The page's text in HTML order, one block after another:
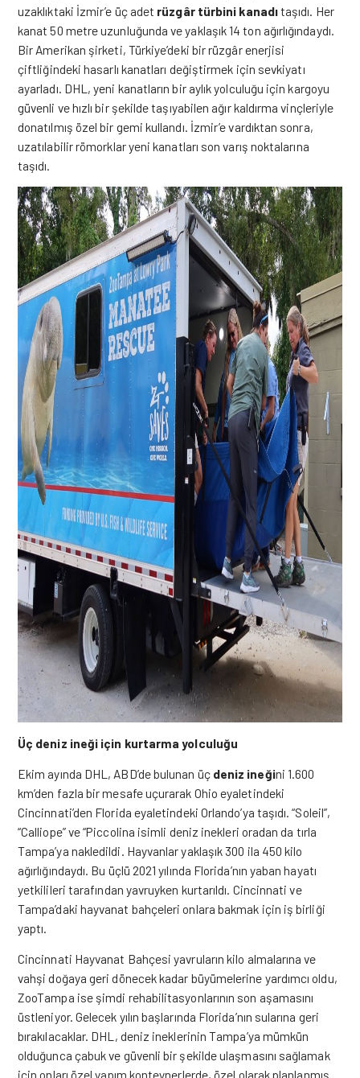
uzaklıktaki İzmir’e üç adet rüzgâr türbini kanadıtaşıdı. Her
kanat 50 metre uzunluğunda ve yaklaşık 14 ton ağırlığındaydı.
Bir Amerikan şirketi, Türkiye’deki bir rüzgâr enerjisi
çiftliğindeki hasarlı kanatları değiştirmek için sevkiyatı
ayarladı. DHL, yeni kanatların bir aylık yolculuğu için kargoyu
güvenli ve hızlı bir şekilde taşıyabilen ağır kaldırma vinçleriyle
donatılmış özel bir gemi kullandı. İzmir’e vardıktan sonra,
uzatılabilir römorklar yeni kanatları son varış noktalarına
taşıdı.
Üç deniz ineği için kurtarma yolculuğu
Ekim ayında DHL, ABD’de bulunan üç deniz ineğini 1.600
km’den fazla bir mesafe uçurarak Ohio eyaletindeki
Cincinnati’den Florida eyaletindeki Orlando’ya taşıdı. “Soleil”,
“Calliope” ve “Piccolina isimli deniz inekleri oradan da tırla
Tampa’ya nakledildi. Hayvanlar yaklaşık 300 ila 450 kilo
ağırlığındaydı. Bu üçlü 2021 yılında Florida’nın yaban hayatı
yetkilileri tarafından yavruyken kurtarıldı. Cincinnati ve
Tampa’daki hayvanat bahçeleri onlara bakmak için iş birliği
yaptı.
Cincinnati Hayvanat Bahçesi yavruların kilo almalarına ve
vahşi doğaya geri dönecek kadar büyümelerine yardımcı oldu,
ZooTampa ise şimdi rehabilitasyonlarının son aşamasını
üstleniyor. Gelecek yılın başlarında Florida’nın sularına geri
bırakılacaklar. DHL, deniz ineklerinin Tampa’ya mümkün
olduğunca çabuk ve güvenli bir şekilde ulaşmasını sağlamak
için onları özel yapım konteynerlerde, özel olarak planlanmış